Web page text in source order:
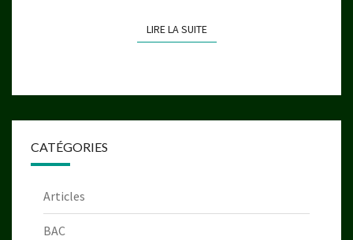
LIRE LA SUITELIRE LA SUITE
CATÉGORIES
Articles
BAC